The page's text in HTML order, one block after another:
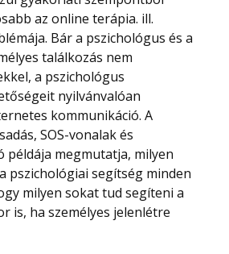
az online terápia. ill.
Bár a pszichológus és a
találkozás nem
a pszichológus
nyilvánvalóan
kommunikáció. A
SOS-vonalak és
példája megmutatja, milyen
pszichológiai segítség minden
milyen sokat tud segíteni a
is, ha személyes jelenlétre